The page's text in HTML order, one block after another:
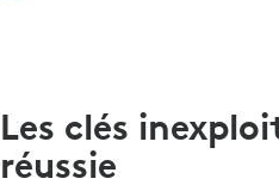
Les clés
réussie